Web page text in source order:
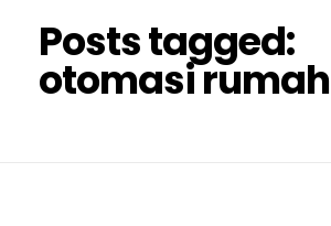
Posts tagged:
otomasi rumah